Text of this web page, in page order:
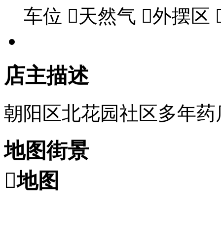
车位 天然气 外摆区
店主描述
朝阳区北花园社区多年
地图街景
地图